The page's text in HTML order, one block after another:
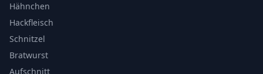
Hähnchen
Hackfleisch
Schnitzel
Bratwurst
Aufschnitt